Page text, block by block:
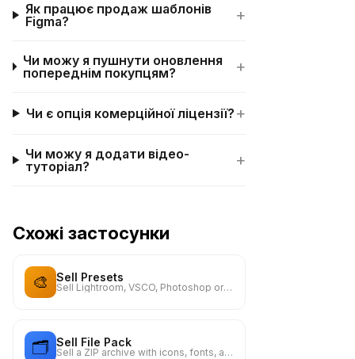
Як працює продаж шаблонів
Figma?
+
Чи можу я пушнути оновлення
попереднім покупцям?
+
Чи є опція комерційної ліцензії? +
Чи можу я додати відео-
туторіал?
+
Схожі застосунки
🎨 Sell Presets
Sell Lightroom, VSCO, Photoshop or any other presets
🗂️ Sell File Pack
Sell a ZIP archive with icons, fonts, assets or any files